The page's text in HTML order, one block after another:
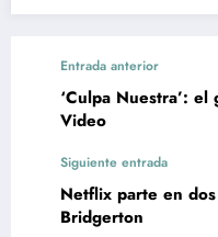
Entrada anterior
‘Culpa Nuestra’:
Video
Siguiente entrada
Netflix parte en
Bridgerton